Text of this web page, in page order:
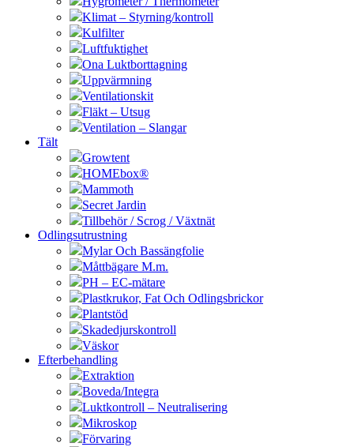
Klimat – Styrning/kontroll
Kulfilter
Luftfuktighet
Ona Luktborttagning
Uppvärmning
Ventilationskit
Fläkt – Utsug
Ventilation – Slangar
Tält
Growtent
HOMEbox®
Mammoth
Secret Jardin
Tillbehör / Scrog / Växtnät
Odlingsutrustning
Mylar Och Bassängfolie
Måttbägare M.m.
PH – EC-mätare
Plastkrukor, Fat Och Odlingsbrickor
Plantstöd
Skadedjurskontroll
Väskor
Efterbehandling
Extraktion
Boveda/Integra
Luktkontroll – Neutralisering
Mikroskop
Förvaring